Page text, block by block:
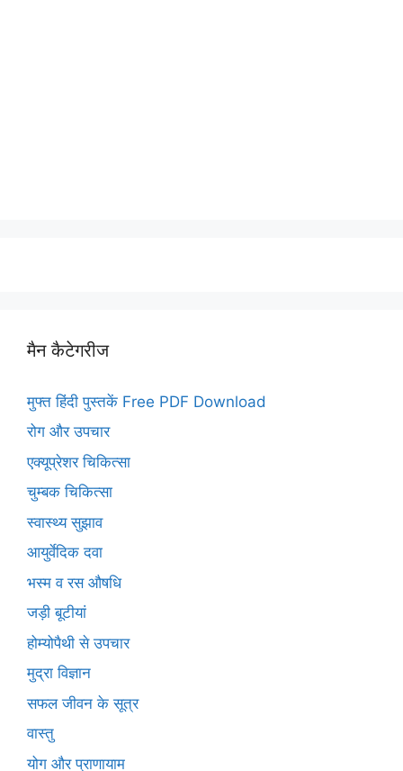
मैन कैटेगरीज
मुफ्त हिंदी पुस्तकें Free PDF Download
रोग और उपचार
एक्यूप्रेशर चिकित्सा
चुम्बक चिकित्सा
स्वास्थ्य सुझाव
आयुर्वेदिक दवा
भस्म व रस औषधि
जड़ी बूटीयां
होम्योपैथी से उपचार
मुद्रा विज्ञान
सफल जीवन के सूत्र
वास्तु
योग और प्राणायाम